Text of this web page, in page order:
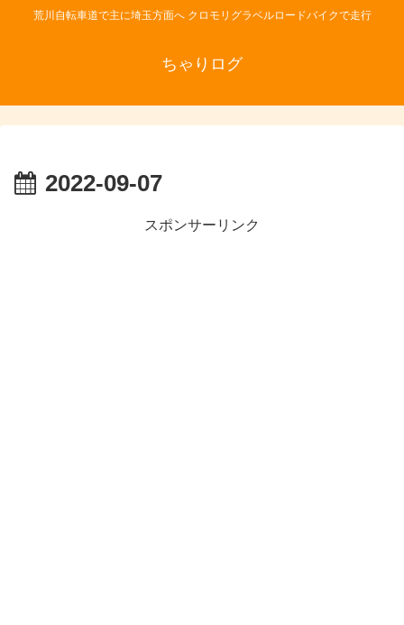
荒川自転車道で主に埼玉方面へ クロモリグラベルロードバイクで走行
ちゃりログ
2022-09-07
スポンサーリンク